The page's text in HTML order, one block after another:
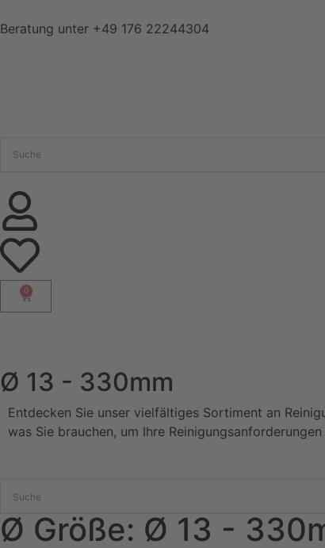
Beratung unter +49 176 22244304
0
Ø 13 - 330mm
Entdecken Sie unser vielfältiges Sortiment an
was Sie brauchen, um Ihre
Ø Größe: Ø 13 -